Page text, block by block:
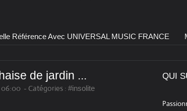
Référence Avec UNIVERSAL MUSIC FRANCE
de jardin ...
06:00 - Catégories : #insolite
QUI